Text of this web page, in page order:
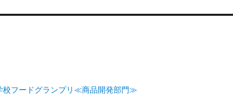
校フードグランプリ≪商品開発部門≫